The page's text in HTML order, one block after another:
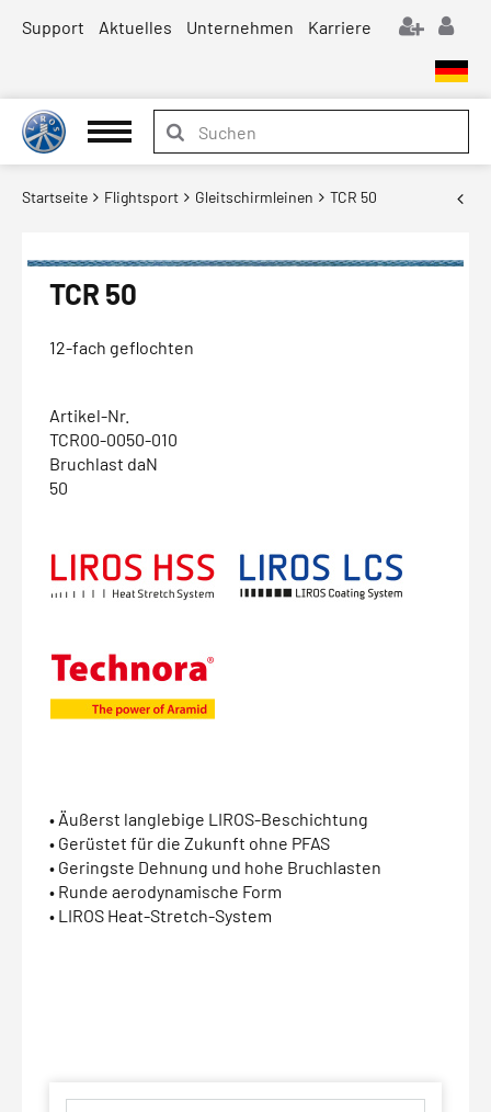
Support Aktuelles Unternehmen Karriere
Startseite Flightsport Gleitschirmleinen TCR 50
TCR 50
12-fach geflochten
Artikel-Nr.
TCR00-0050-010
Bruchlast daN
50
• Äußerst langlebige LIROS-Beschichtung
• Gerüstet für die Zukunft ohne PFAS
• Geringste Dehnung und hohe Bruchlasten
• Runde aerodynamische Form
• LIROS Heat-Stretch-System